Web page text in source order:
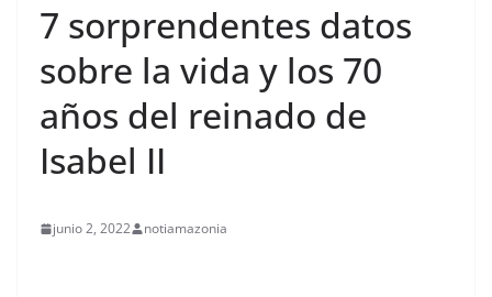
7 sorprendentes datos
sobre la vida y los 70
años del reinado de
Isabel II
junio 2, 2022 notiamazonia